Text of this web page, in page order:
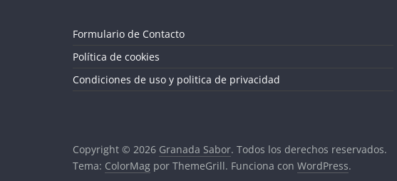
Formulario de Contacto
Política de cookies
Condiciones de uso y politica de privacidad
Copyright © 2026 Granada Sabor. Todos los derechos reservados.
Tema: ColorMag por ThemeGrill. Funciona con WordPress.